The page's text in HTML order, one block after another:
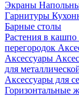
Экраны
Гарнитуры
Барные столы
Растения в кашпо
перегородок
Аксессуары
для
Аксессуары для
Горизонтальные